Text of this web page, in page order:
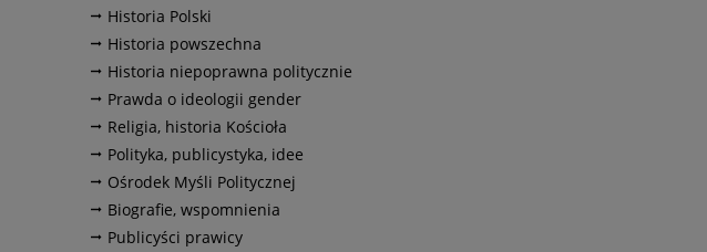
Historia Polski
Historia powszechna
Historia niepoprawna politycznie
Prawda o ideologii gender
Religia, historia Kościoła
Polityka, publicystyka, idee
Ośrodek Myśli Politycznej
Biografie, wspomnienia
Publicyści prawicy